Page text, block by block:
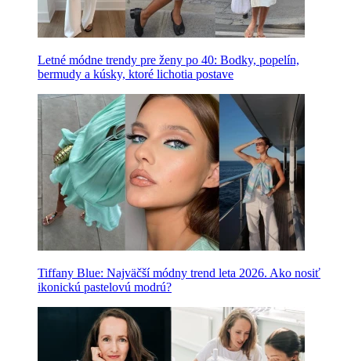
Letné módne trendy pre ženy po 40: Bodky, popelín,
bermudy a kúsky, ktoré lichotia postave
Tiffany Blue: Najväčší módny trend leta 2026. Ako nosiť
ikonickú pastelovú modrú?